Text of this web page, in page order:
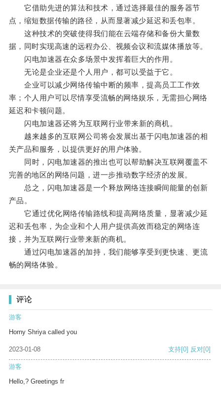
它借助先进的算法和技术，通过选择最佳的服务器节
点，缩短数据传输的路径，从而显著减少延迟和丢包率。
这种技术的突破使得我们能在云端存储和备份大量数
据，同时实现高速的远程办公、视频会议和流媒体播放等。
闪电加速器在众多场景中发挥着巨大的作用。
无论是企业还是个人用户，都可以受益于它。
企业可以减少网络传输中断的频率，提高员工工作效
率；个人用户可以尽情享受流畅的网络娱乐，无需担心网络
延迟和卡顿问题。
闪电加速器还将为互联网行业带来新的商机。
越来越多的互联网公司将会发展出基于闪电加速器的相
关产品和服务，以提供更好的用户体验。
同时，闪电加速器的推出也可以帮助解决互联网覆盖不
完善的地区的网络问题，进一步推动数字经济的发展。
总之，闪电加速器是一个释放网络连接瞬间能量的创新
产品。
它通过优化网络传输路线和提高网络质量，显著减少延
迟和丢包率，为企业和个人用户提供高效而稳定的网络连
接，并为互联网行业带来新的商机。
通过闪电加速器的加持，我们能够享受到更快速、更流
畅的网络体验。
评论
游客
Horny Shriya called you
2023-01-08 支持[0] 反对[0]
游客
Hello,? Greetings fr